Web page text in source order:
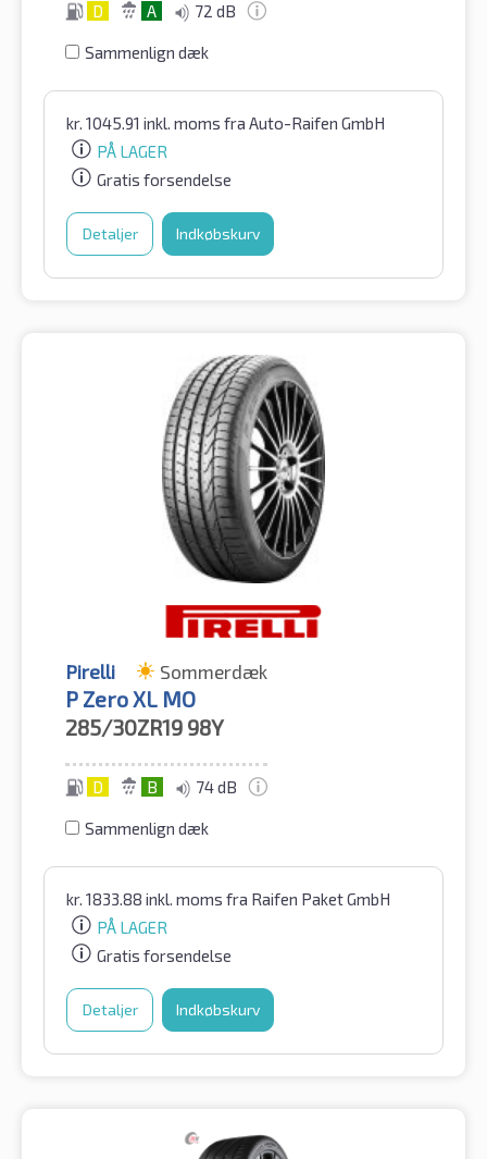
D A 72 dB
Sammenlign dæk
kr. 1045.91 inkl. moms fra Auto-Raifen GmbH
PÅ LAGER
Gratis forsendelse
Detaljer Indkøbskurv
Pirelli Sommerdæk
P Zero XL MO
285/30ZR19 98Y
D B 74 dB
Sammenlign dæk
kr. 1833.88 inkl. moms fra Raifen Paket GmbH
PÅ LAGER
Gratis forsendelse
Detaljer Indkøbskurv